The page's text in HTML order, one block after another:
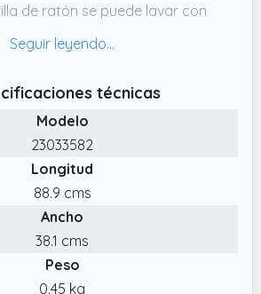
de ratón se puede lavar con
una base sólida además de un
rendimiento de seguimiento.
de la alfombrilla de ratón
desliza hacia atrás y hacia
se mantiene en su lugar,
y en movimientos
realizada puede soportar
técnicas
Modelo
23033582
Longitud
88.9 cms
Ancho
38.1 cms
Peso
0.45 kg